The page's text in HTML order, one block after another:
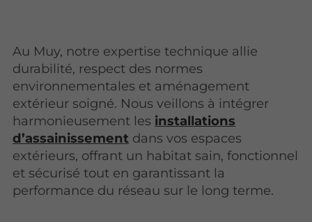
Au Muy, notre expertise technique allie
durabilité, respect des normes
environnementales et aménagement
extérieur soigné. Nous veillons à intégrer
harmonieusement les installations
d’assainissement dans vos espaces
extérieurs, offrant un habitat sain, fonctionnel
et sécurisé tout en garantissant la
performance du réseau sur le long terme.